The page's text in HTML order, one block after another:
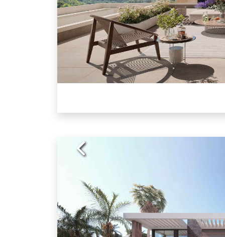
Previous